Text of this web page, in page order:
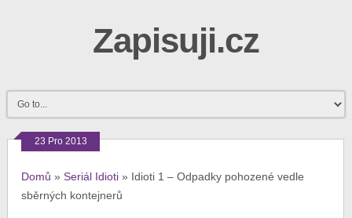
Zapisuji.cz
23 Pro 2013
Domů »Seriál Idioti » Idioti 1 – Odpadky pohozené vedle
sběrných kontejnerů